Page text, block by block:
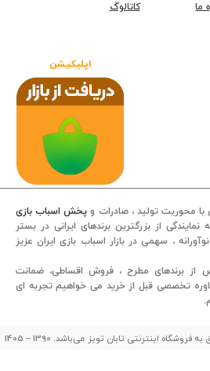
ما
کاتالوگ
اپلیکیشن
محوریت تولید ، صادرات و پخش اسباب بازی
از بزرگترین برندهای ایرانی در بستر
، سهمی در بازار اسباب بازی ایران عزیز
از برندهای مطرح ، فروش اقساطی، ضمانت
تخصصی قبل از خرید می خواهیم تجربه ای
اینترنتی تابان تویز می‌باشد. 1390 – 1405